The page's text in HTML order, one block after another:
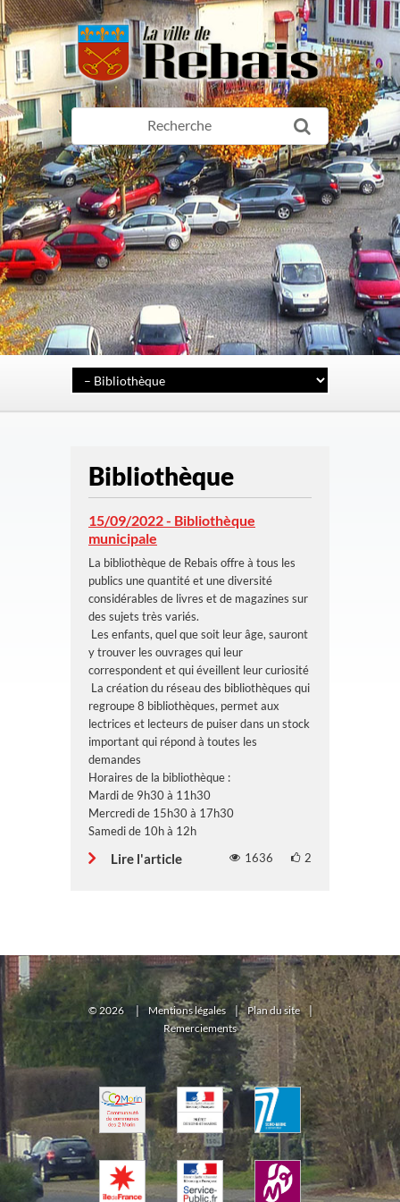
Bibliothèque
15/09/2022 - Bibliothèque
municipale
La bibliothèque de Rebais offre à tous les
publics une quantité et une diversité
considérables de livres et de magazines sur
des sujets très variés.
Les enfants, quel que soit leur âge, sauront
y trouver les ouvrages qui leur
correspondent et qui éveillent leur curiosité
La création du réseau des bibliothèques qui
regroupe 8 bibliothèques, permet aux
lectrices et lecteurs de puiser dans un stock
important qui répond à toutes les
demandes
Horaires de la bibliothèque :
Mardi de 9h30 à 11h30
Mercredi de 15h30 à 17h30
Samedi de 10h à 12h
Lire l'article 1636 2
©2026 Mentions légales | Plan du site |
Remerciements